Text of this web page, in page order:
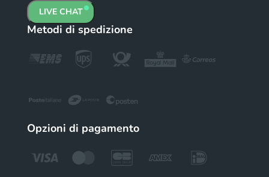
LIVE CHAT
Metodi di spedizione
Opzioni di pagamento